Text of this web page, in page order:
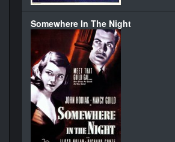
Somewhere In The Night